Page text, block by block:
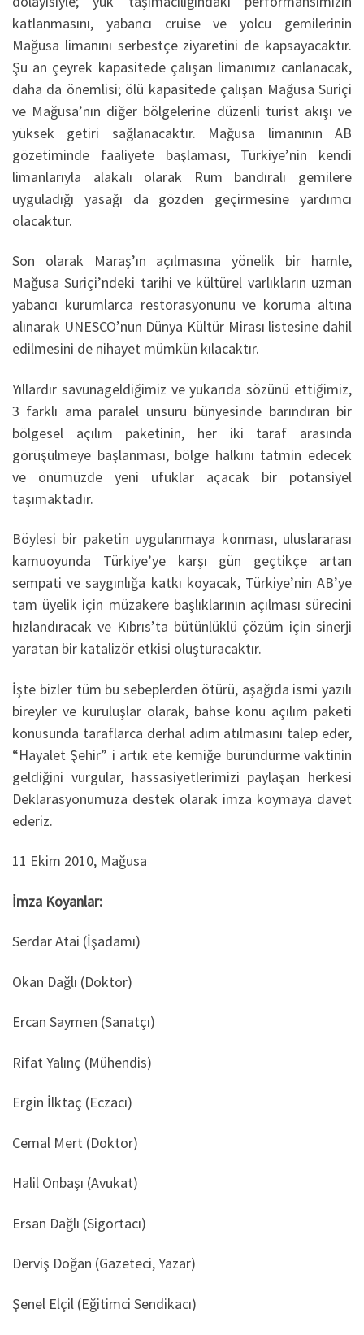
katlanmasını, yabancı cruise ve yolcu gemilerinin
Mağusa limanını serbestçe ziyaretini de kapsayacaktır.
Şu an çeyrek kapasitede çalışan limanımız canlanacak,
daha da önemlisi; ölü kapasitede çalışan Mağusa Suriçi
ve Mağusa’nın diğer bölgelerine düzenli turist akışı ve
yüksek getiri sağlanacaktır. Mağusa limanının AB
gözetiminde faaliyete başlaması, Türkiye’nin kendi
limanlarıyla alakalı olarak Rum bandıralı gemilere
uyguladığı yasağı da gözden geçirmesine yardımcı
olacaktur.
Son olarak Maraş’ın açılmasına yönelik bir hamle,
Mağusa Suriçi’ndeki tarihi ve kültürel varlıkların uzman
yabancı kurumlarca restorasyonunu ve koruma altına
alınarak UNESCO’nun Dünya Kültür Mirası listesine dahil
edilmesini de nihayet mümkün kılacaktır.
Yıllardır savunageldiğimiz ve yukarıda sözünü ettiğimiz,
3 farklı ama paralel unsuru bünyesinde barındıran bir
bölgesel açılım paketinin, her iki taraf arasında
görüşülmeye başlanması, bölge halkını tatmin edecek
ve önümüzde yeni ufuklar açacak bir potansiyel
taşımaktadır.
Böylesi bir paketin uygulanmaya konması, uluslararası
kamuoyunda Türkiye’ye karşı gün geçtikçe artan
sempati ve saygınlığa katkı koyacak, Türkiye’nin AB’ye
tam üyelik için müzakere başlıklarının açılması sürecini
hızlandıracak ve Kıbrıs’ta bütünlüklü çözüm için sinerji
yaratan bir katalizör etkisi oluşturacaktır.
İşte bizler tüm bu sebeplerden ötürü, aşağıda ismi yazılı
bireyler ve kuruluşlar olarak, bahse konu açılım paketi
konusunda taraflarca derhal adım atılmasını talep eder,
“Hayalet Şehir” i artık ete kemiğe büründürme vaktinin
geldiğini vurgular, hassasiyetlerimizi paylaşan herkesi
Deklarasyonumuza destek olarak imza koymaya davet
ederiz.
11 Ekim 2010, Mağusa
İmza Koyanlar:
Serdar Atai (İşadamı)
Okan Dağlı (Doktor)
Ercan Saymen (Sanatçı)
Rifat Yalınç (Mühendis)
Ergin İlktaç (Eczacı)
Cemal Mert (Doktor)
Halil Onbaşı (Avukat)
Ersan Dağlı (Sigortacı)
Derviş Doğan (Gazeteci, Yazar)
Şenel Elçil (Eğitimci Sendikacı)